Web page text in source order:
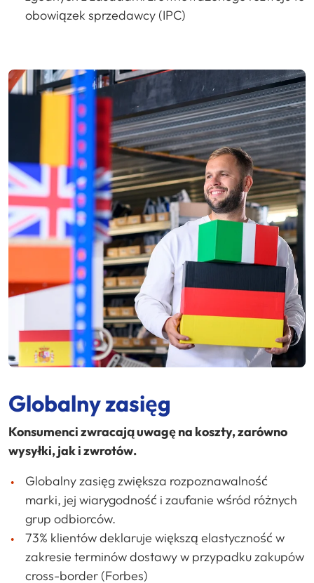
obowiązek sprzedawcy (IPC)
Globalny zasięg
Konsumenci zwracają uwagę na koszty, zarówno
wysyłki, jak i zwrotów.
Globalny zasięg zwiększa rozpoznawalność
marki, jej wiarygodność i zaufanie wśród różnych
grup odbiorców.
73% klientów deklaruje większą elastyczność w
zakresie terminów dostawy w przypadku zakupów
cross-border (Forbes)